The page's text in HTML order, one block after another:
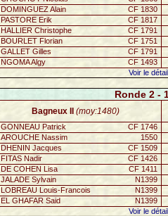
DOMINGUEZ Alain
CF 1830
PASTORE Erik
CF 1817
HALLIER Christophe
CF 1791
BOURLET Florian
CF 1751
GALLET Gilles
CF 1791
NGOMA Algy
CF 1493
Voir le
Ronde 2 -
Bagneux II (moy:1480)
GONNEAU Patrick CF 1746
AROUCHE Nassim
1550
DHENIN Jacques
CF 1509
FITAS Nadir
CF 1426
DE COHEN Lisa
CF 1411
JALADE Sylvain
N1399
LOBREAU Louis-Francois
N1399
EL GHAFAR Said
N1399
Voir le